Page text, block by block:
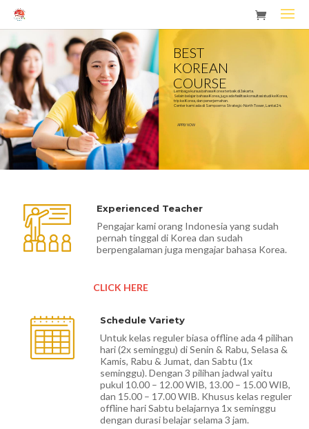
BEST
KOREAN
COURSE
Lembaga kursus bahasa Korea terbaik di Jakarta.
Selain belajar bahasa Korea, juga ada fasilitas konsultasi studi ke Korea,
trip ke Korea, dan penerjemahan.
Center kami ada di Sampoerna Strategic-North Tower, Lantai 24.
APPLY NOW
Experienced Teacher
Pengajar kami orang Indonesia yang sudah
pernah tinggal di Korea dan sudah
berpengalaman juga mengajar bahasa Korea.
CLICK HERE
Schedule Variety
Untuk kelas reguler biasa offline ada 4 pilihan
hari (2x seminggu) di Senin & Rabu, Selasa &
Kamis, Rabu & Jumat, dan Sabtu (1x
seminggu). Dengan 3 pilihan jadwal yaitu
pukul 10.00 – 12.00 WIB, 13.00 – 15.00 WIB,
dan 15.00 – 17.00 WIB. Khusus kelas reguler
offline hari Sabtu belajarnya 1x seminggu
dengan durasi belajar selama 3 jam.